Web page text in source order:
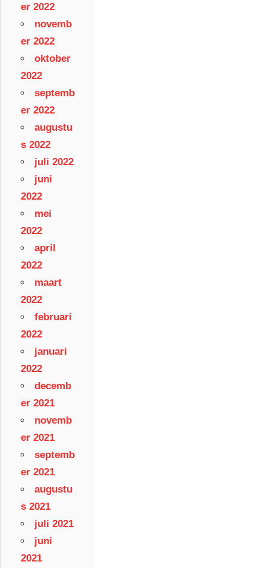
er 2022
novemb
er 2022
oktober
2022
septemb
er 2022
augustu
s 2022
juli 2022
juni
2022
mei
2022
april
2022
maart
2022
februari
2022
januari
2022
decemb
er 2021
novemb
er 2021
septemb
er 2021
augustu
s 2021
juli 2021
juni
2021